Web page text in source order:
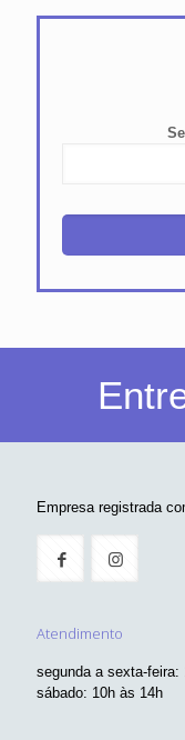
Empresa registrada
Atendimento
segunda a sexta-feira:
sábado: 10h às 14h